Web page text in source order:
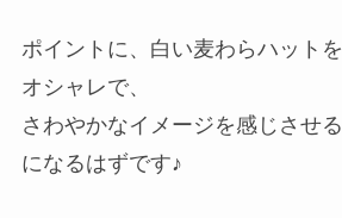
ポイントに、白い麦わらハット
オシャレで、
さわやかなイメージを感じさせ
になるはずです♪